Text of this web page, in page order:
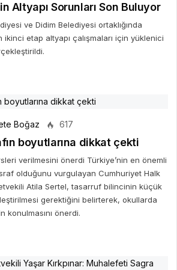
Altyapı Sorunları Son Buluyor
ve Didim Belediyesi ortaklığında
etap altyapı çalışmaları için yüklenici
Boğaz 617
boyutlarına dikkat çekti
verilmesini önerdi Türkiye’nin en önemli
olduğunu vurgulayan Cumhuriyet Halk
Atila Sertel, tasarruf bilincinin küçük
gerektiğini belirterek, okullarda
konulmasını önerdi.